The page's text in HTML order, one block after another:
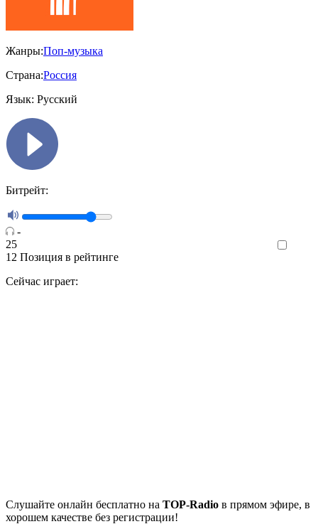
Жанры:Поп-музыка
Страна:Россия
Язык: Русский
Битрейт:
-
25
12 Позиция в рейтинге
Сейчас играет:
Cлушайте онлайн бесплатно на TOP-Radio в прямом эфире, в
хорошем качестве без регистрации!